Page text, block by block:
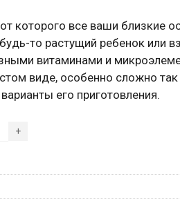
которого все ваши близкие
то растущий ребенок или
витаминами и
виде, особенно сложно
его приготовления.
+